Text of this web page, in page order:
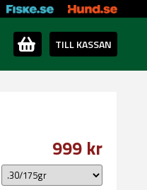
TILL KASSAN
999 kr